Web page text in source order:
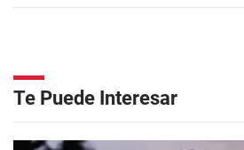
Te Puede Interesar